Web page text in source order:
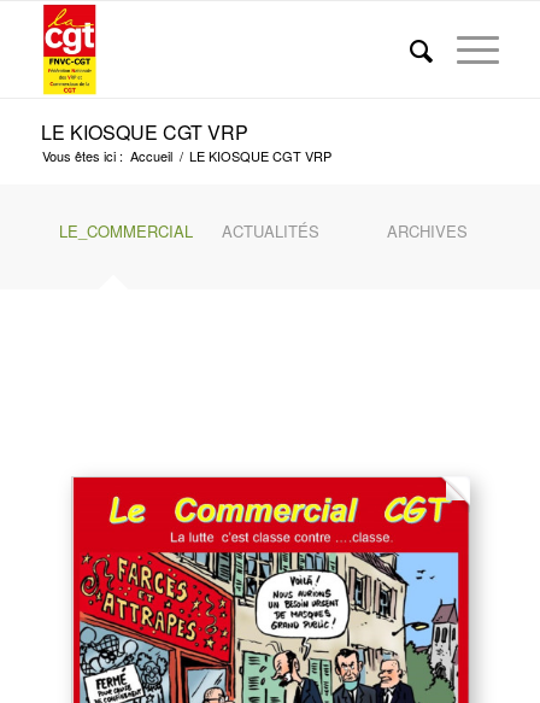
LE KIOSQUE CGT VRP
Vous êtes ici : Accueil / LE KIOSQUE CGT VRP
LE_COMMERCIAL ACTUALITÉS ARCHIVES